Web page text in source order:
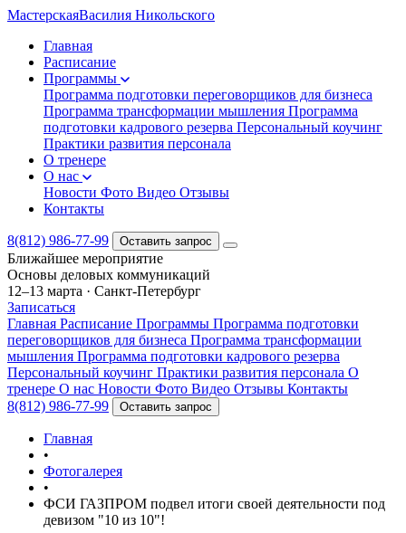
МастерскаяВасилия Никольского
Главная
Расписание
Программы
Программа подготовки переговорщиков для бизнеса
Программа трансформации мышления Программа
подготовки кадрового резерва Персональный коучинг
Практики развития персонала
О тренере
О нас
Новости Фото Видео Отзывы
Контакты
8(812) 986-77-99 Оставить запрос
Ближайшее мероприятие
Основы деловых коммуникаций
12–13 марта · Санкт-Петербург
Записаться
Главная Расписание Программы Программа подготовки
переговорщиков для бизнеса Программа трансформации
мышления Программа подготовки кадрового резерва
Персональный коучинг Практики развития персонала О
тренере О нас Новости Фото Видео Отзывы Контакты
8(812) 986-77-99
Оставить запрос
Главная
•
Фотогалерея
•
ФСИ ГАЗПРОМ подвел итоги своей деятельности под
девизом "10 из 10"!